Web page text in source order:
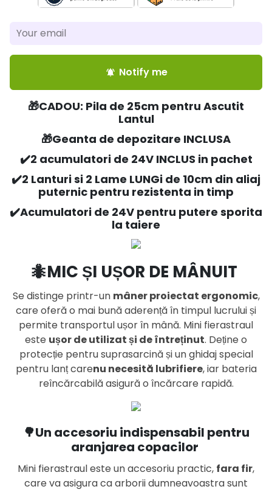
notifications_active Notify me
🎁CADOU: Pila de 25cm pentru Ascutit
Lantul
🎁Geanta de depozitare INCLUSA
✔️2 acumulatori de 24V INCLUS in pachet
✔️2 Lanturi si 2 Lame LUNGi de 10cm din aliaj
puternic pentru rezistenta in timp
✔️Acumulatori de 24V pentru putere sporita
la taiere
🐜MIC ȘI UȘOR DE MÂNUIT
Se distinge printr-un mâner proiectat ergonomic,
care oferă o mai bună aderență în timpul lucrului și
permite transportul ușor în mână. Mini fierastraul
este ușor de utilizat și de întreținut. Deține o
protecție pentru suprasarcină și un ghidaj special
pentru lanț carenu necesită lubrifiere, iar bateria
reîncărcabilă asigură o încărcare rapidă.
🌳Un accesoriu indispensabil pentru
aranjarea copacilor
Mini fierastraul este un accesoriu practic, fara fir,
care va asigura ca arborii dumneavoastra sunt